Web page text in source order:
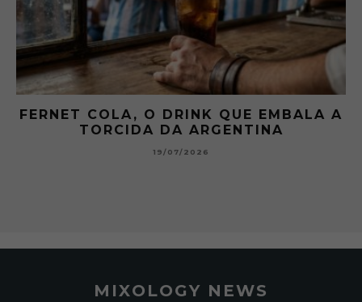
FERNET COLA, O DRINK QUE EMBALA A
TORCIDA DA ARGENTINA
19/07/2026
MIXOLOGY NEWS